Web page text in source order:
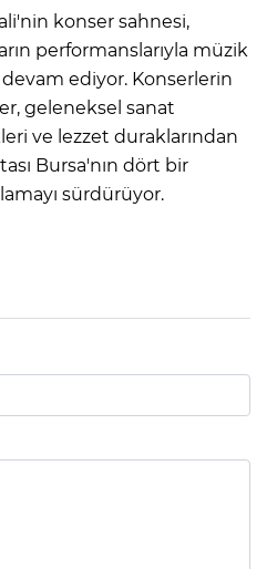
konser sahnesi,
performanslarıyla müzik
ediyor. Konserlerin
geleneksel sanat
ve lezzet duraklarından
Bursa'nın dört bir
sürdürüyor.